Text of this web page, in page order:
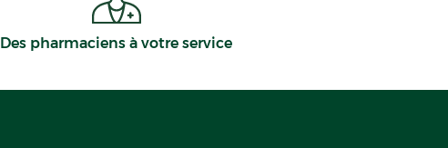
Des pharmaciens à votre service